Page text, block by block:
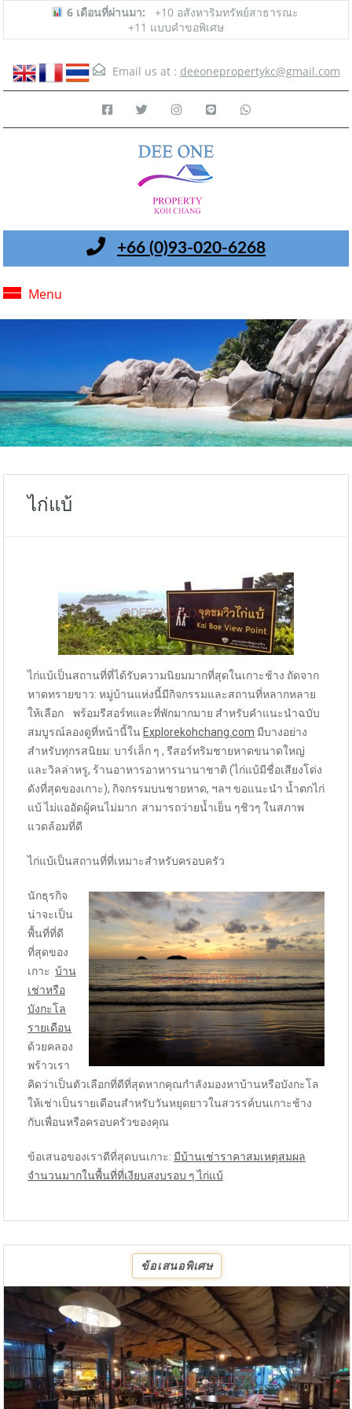
6 เดือนที่ผ่านมา:
+10 อสังหาริมทรัพย์สาธารณะ
+11 แบบคำขอพิเศษ
Email us at : deeonepropertykc@gmail.com
+66 (0)93-020-6268
Menu
ไก่แบ้
ไก่แบ้เป็นสถานที่ที่ได้รับความนิยมมากที่สุดในเกาะช้าง ถัดจาก
หาดทรายขาว: หมู่บ้านแห่งนี้มีกิจกรรมและสถานที่หลากหลาย
ให้เลือก พร้อมรีสอร์ทและที่พักมากมาย สำหรับคำแนะนำฉบับ
สมบูรณ์ลองดูที่หน้านี้ใน Explorekohchang.com มีบางอย่าง
สำหรับทุกรสนิยม: บาร์เล็ก ๆ , รีสอร์ทริมชายหาดขนาดใหญ่
และวิลล่าหรู, ร้านอาหารอาหารนานาชาติ (ไก่แบ้มีชื่อเสียงโด่ง
ดังที่สุดของเกาะ), กิจกรรมบนชายหาด, ฯลฯ ขอแนะนำ น้ำตกไก่
แบ้ ไม่แออัดผู้คนไม่มาก สามารถว่ายน้ำเย็น ๆชิวๆ ในสภาพ
แวดล้อมที่ดี
ไก่แบ้เป็นสถานที่ที่เหมาะสำหรับครอบครัว
นักธุรกิจ
น่าจะเป็น
พื้นที่ที่ดี
ที่สุดของ
เกาะ บ้าน
เช่าหรือ
บังกะโล
รายเดือน
ด้วยคลอง
พร้าวเรา
คิดว่าเป็นตัวเลือกที่ดีที่สุดหากคุณกำลังมองหาบ้านหรือบังกะโล
ให้เช่าเป็นรายเดือนสำหรับวันหยุดยาวในสวรรค์บนเกาะช้าง
กับเพื่อนหรือครอบครัวของคุณ
ข้อเสนอของเราดีที่สุดบนเกาะ: มีบ้านเช่าราคาสมเหตุสมผล
จำนวนมากในพื้นที่ที่เงียบสงบรอบ ๆ ไก่แบ้
ข้อเสนอพิเศษ